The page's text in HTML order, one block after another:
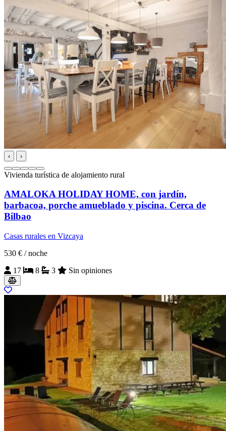
‹ ›
Vivienda turística de alojamiento rural
AMALOKA HOLIDAY HOME, con jardín,
barbacoa, porche amueblado y piscina. Cerca de
Bilbao
Casas rurales en Vizcaya
530 € / noche
17
8 3 Sin opiniones